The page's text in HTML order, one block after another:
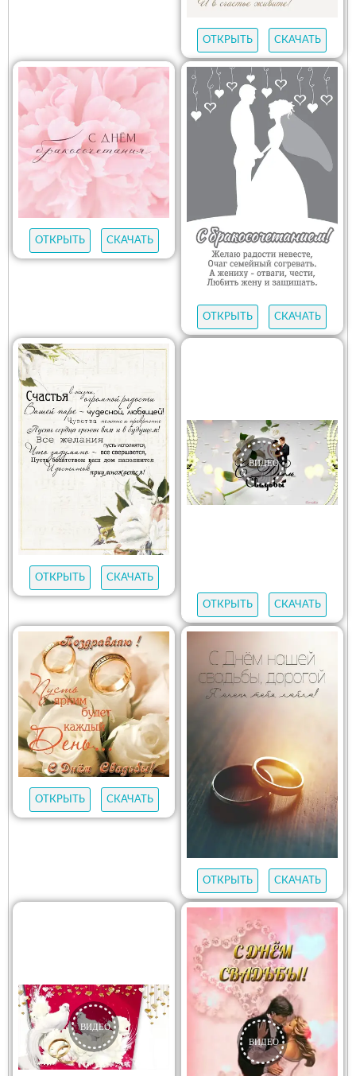
ОТКРЫТЬ СКАЧАТЬ
ОТКРЫТЬ СКАЧАТЬ
ОТКРЫТЬ СКАЧАТЬ
ОТКРЫТЬ СКАЧАТЬ
ОТКРЫТЬ СКАЧАТЬ
ОТКРЫТЬ СКАЧАТЬ
ОТКРЫТЬ СКАЧАТЬ